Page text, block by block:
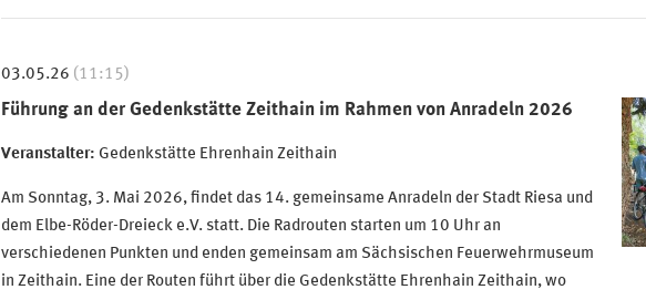
03.05.26 (11:15)
Führung an der Gedenkstätte Zeithain im Rahmen von Anradeln 2026
Veranstalter: Gedenkstätte Ehrenhain Zeithain
Am Sonntag, 3. Mai 2026, findet das 14. gemeinsame Anradeln der Stadt Riesa und
dem Elbe-Röder-Dreieck e.V. statt. Die Radrouten starten um 10 Uhr an
verschiedenen Punkten und enden gemeinsam am Sächsischen Feuerwehrmuseum
in Zeithain. Eine der Routen führt über die Gedenkstätte Ehrenhain Zeithain, wo